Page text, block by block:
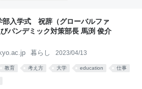
部入学式 祝辞（グローバルファ
パンデミック対策部長 馬渕 俊介
暮らし 2023/04/13
教育 考え方 大学 education 仕事